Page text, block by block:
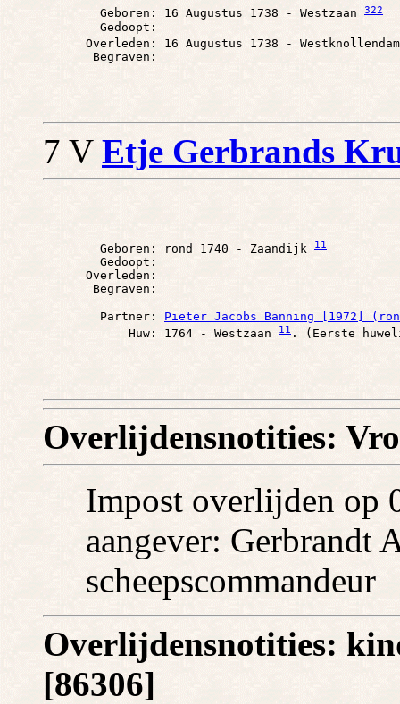
        Geboren: 16 Augustus 1738 - Westzaan
322
        Gedoopt:
Overleden: 16 Augustus 1738 -
7 V Etje Gerbrands
        Geboren: rond 1740 - Zaandijk
11
        Gedoopt:
      Overleden:
        Partner:
Pieter Jacobs Banning [1972]
            Huw: 1764 - Westzaan
11
Overlijdensnotities:
Impost overlijden op
aangever: Gerbrandt
scheepscommandeur
Overlijdensnotities:
[86306]